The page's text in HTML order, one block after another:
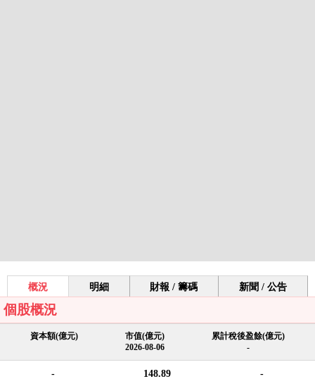
概況 明細 財報 / 籌碼 新聞 / 公告
個股概況
資本額(億元)
市值(億元)
2026-08-06
累計稅後盈餘(億元)
-
- 148.89 -